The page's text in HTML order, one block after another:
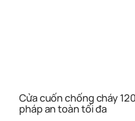
Cửa cuốn chống cháy
pháp an toàn tối đa